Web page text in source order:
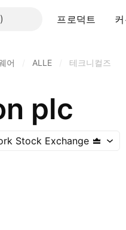
프로덕트
어 ALLE 테크니컬즈
plc
Stock Exchange